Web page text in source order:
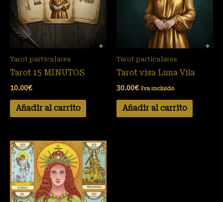
Tarot particulares
Tarot 15 MINUTOS
10.00€
Añadir al carrito
Tarot particulares
Tarot visa Luna Vila
30.00€ Iva incluido
Añadir al carrito